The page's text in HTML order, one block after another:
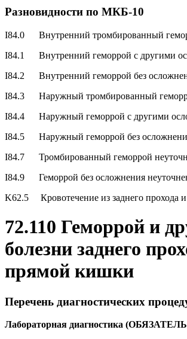
Разновидности по МКБ-10
I84.0 Внутренний тромбированный
I84.1 Внутренний геморрой с другими
I84.2 Внутренний геморрой без
I84.3 Наружный тромбированный
I84.4 Наружный геморрой с другими
I84.5 Наружный геморрой без
I84.7 Тромбированный геморрой
I84.9 Геморрой без осложнения
K62.5 Кровотечение из заднего прохода
72.110 Геморрой и
болезни заднего
прямой кишки
Перечень диагностических
Лабораторная диагностика